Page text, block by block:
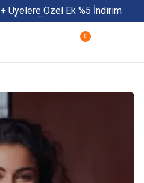
Üyelere Özel Ek %5 İndirim
Üzeri Ücretsiz Kargo
Başladı
0